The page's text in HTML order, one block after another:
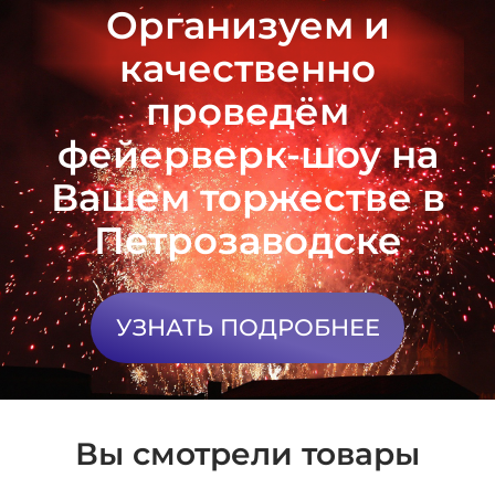
Организуем и
качественно
проведём
фейерверк-шоу на
Вашем торжестве в
Петрозаводске
УЗНАТЬ ПОДРОБНЕЕ
Вы смотрели товары